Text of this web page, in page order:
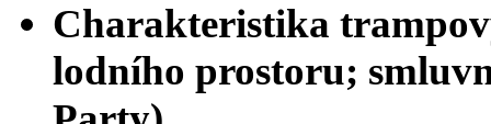
Charakteristika
lodního prostoru;